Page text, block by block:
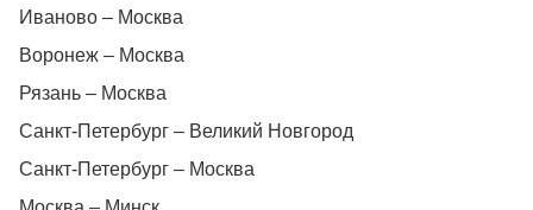
Иваново – Москва
Воронеж – Москва
Рязань – Москва
Санкт-Петербург – Великий Новгород
Санкт-Петербург – Москва